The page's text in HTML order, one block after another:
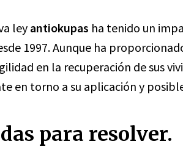
leyantiokupas ha tenido un
1997. Aunque ha
en la recuperación de sus
en torno a su aplicación y
para resolver.